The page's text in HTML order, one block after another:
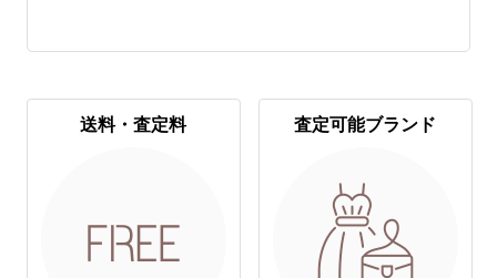
送料・査定料 査定可能ブランド